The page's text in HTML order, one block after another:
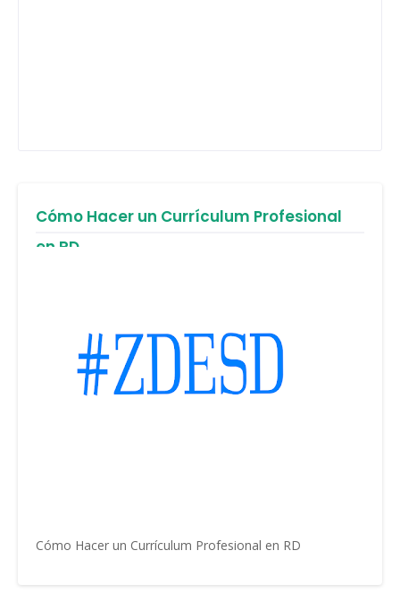
Cómo Hacer un Currículum Profesional
en RD
Cómo Hacer un Currículum Profesional en RD